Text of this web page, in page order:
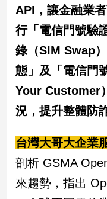
影
音
專
區
合
作
體
投
API，讓金融業
行「電信門號驗
錄（SIM Swap
態」及「電信門
Your Customer
況，提升整體防
台灣大哥大企業
剖析 GSMA
來趨勢，指出